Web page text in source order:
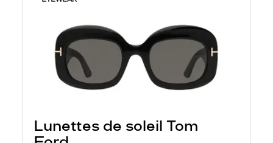
Lunettes de soleil Tom